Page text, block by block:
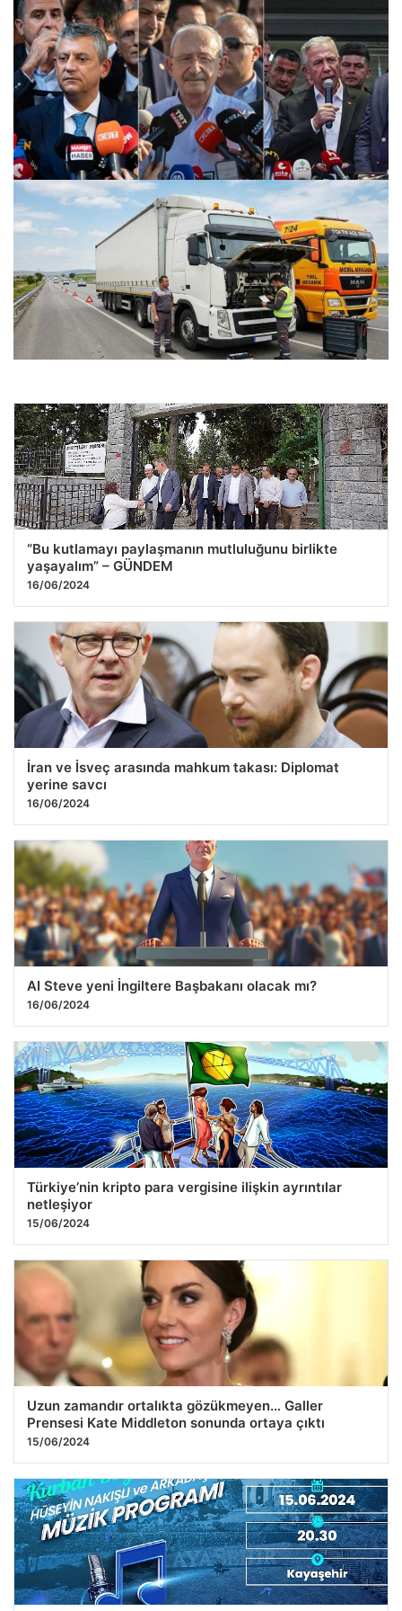
CHP’den Yeni Parti’ye Geçiş Süreci ve Belediye
Başkanlarının Konumu
Gaziantep Şehir Geneli Araç Performans Üniteleri –
Gaziantep Akücü
24.07.2026 22:08
“Bu kutlamayı paylaşmanın mutluluğunu birlikte
yaşayalım” – GÜNDEM
16/06/2024
İran ve İsveç arasında mahkum takası: Diplomat
yerine savcı
16/06/2024
AI Steve yeni İngiltere Başbakanı olacak mı?
16/06/2024
Türkiye’nin kripto para vergisine ilişkin ayrıntılar
netleşiyor
15/06/2024
Uzun zamandır ortalıkta gözükmeyen… Galler
Prensesi Kate Middleton sonunda ortaya çıktı
15/06/2024